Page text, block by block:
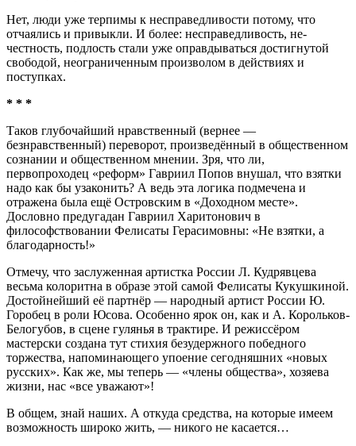
Нет, люди уже терпимы к несправедливости потому, что
отчаялись и привыкли. И более: несправедливость, не­
честность, подлость стали уже оправдываться достигнутой
свободой, неограниченным произволом в действиях и
поступках.
* * *
Таков глубочайший нравственный (вернее —
безнравственный) переворот, произведённый в общественном
сознании и общественном мнении. Зря, что ли,
первопроходец «реформ» Гавриил Попов внушал, что взятки
надо как бы узаконить? А ведь эта логика подмечена и
отражена была ещё Островским в «Доходном месте».
Дословно предугадан Гавриил Харитонович в
философствовании Фелисаты Герасимовны: «Не взятки, а
благодарность!»
Отмечу, что заслуженная артистка России Л. Кудрявцева
весьма колоритна в образе этой самой Фелисаты Кукушкиной.
Достойнейший её партнёр — народный артист России Ю.
Горобец в роли Юсова. Особенно ярок он, как и А. Корольков-
Белогубов, в сцене гулянья в трактире. И режиссёром
мастерски создана тут стихия безудержного победного
торжества, напоминающего упоение сегодняшних «новых
русских». Как же, мы теперь — «члены общества», хозяева
жизни, нас «все уважают»!
В общем, знай наших. А откуда средства, на которые имеем
возможность широко жить, — никого не касается…